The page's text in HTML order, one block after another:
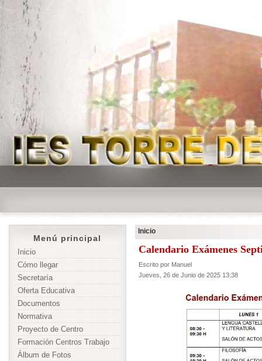
Menú principal
Inicio
Cómo llegar
Secretaría
Oferta Educativa
Documentos
Normativa
Proyecto de Centro
Formación Centros Trabajo
Álbum de Fotos
Inicio
Calendario Exámenes
Escrito por Manuel
Jueves, 26 de Junio de 2025 13:38